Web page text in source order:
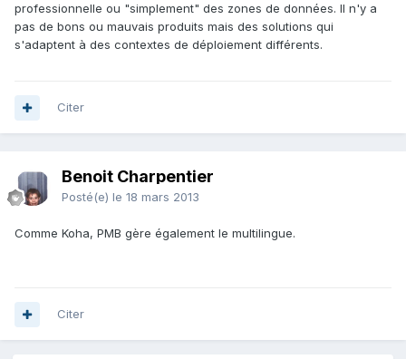
professionnelle ou "simplement" des zones de données. Il n'y a
pas de bons ou mauvais produits mais des solutions qui
s'adaptent à des contextes de déploiement différents.
Citer
Benoit Charpentier
Posté(e) le 18 mars 2013
Comme Koha, PMB gère également le multilingue.
Citer